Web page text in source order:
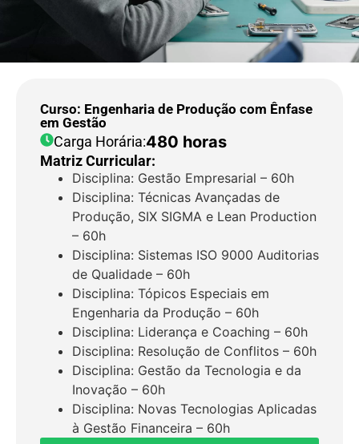
Curso: Engenharia de Produção com Ênfase
em Gestão
Carga Horária:480 horas
Matriz Curricular:
Disciplina: Gestão Empresarial – 60h
Disciplina: Técnicas Avançadas de
Produção, SIX SIGMA e Lean Production
– 60h
Disciplina: Sistemas ISO 9000 Auditorias
de Qualidade – 60h
Disciplina: Tópicos Especiais em
Engenharia da Produção – 60h
Disciplina: Liderança e Coaching – 60h
Disciplina: Resolução de Conflitos – 60h
Disciplina: Gestão da Tecnologia e da
Inovação – 60h
Disciplina: Novas Tecnologias Aplicadas
à Gestão Financeira – 60h